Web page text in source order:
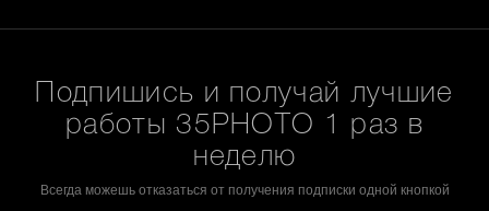
Подпишись и получай лучшие
работы 35PHOTO 1 раз в
неделю
Всегда можешь отказаться от получения подписки одной кнопкой